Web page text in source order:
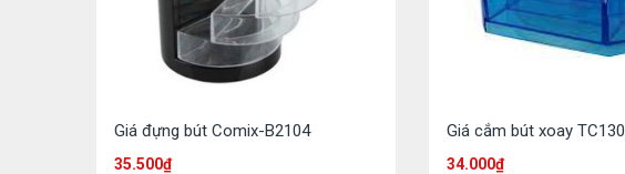
Giá đựng bút Comix-B2104
35.500₫
Giá cắm bút xoay TC130
34.000₫